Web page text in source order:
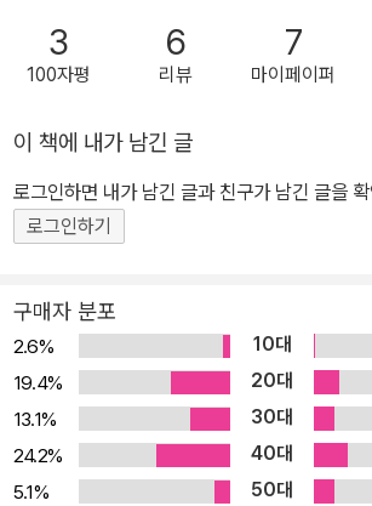
919년에 ‘에밀 싱클레어’라는 필명으로 『데미
품은 젊은 독자들에게 커다란 반향을 불러일으
받아 베를린시에서 주관하는 폰타네상을 수상했
『나르치스와 골드문트』, 『황야의 이리』, 『유리
으로 수많은 독자들을 매료시켰다. 그러나 군국
판적이고 나치를 경계한다는 이유로 그의 입지
치 집권 이후에는 독일 내에서 작품의 제작과 판
고, 같은 해 노벨 문학상과 괴테상을 수상했다.
이크시에서 주관하는 빌헬름 라베 상을, 1955
주관하는 평화상을 수상했다. 1962년 스위스
떠났다.
소설이다. 총명하고 기품있는 한 소년이 어른
위적이고 위선적인 기성사회와 규격화된 인물
에 희생되어 결국 순수한 본성을 잃어버리고
의 권리를 주장하는” 이 책은 헤세의 분신인 두
헤르만 하일너를 통해 개인의 개성을 존중하지
유용한 일원’을 만들려는 사회와 학교라는 권력
청소년들은 어떤 삶을 살고 있는지 돌아보게 한
기독교 선교사의 아들로 태어났다. 그는 그 지방
지원할 수 있는 명문 마울브론 신학교에 입학
학교에 들어간 지 7개월 만에 “시인이 아니면
아” 학교에서 도망쳤고, 3개월 후에는 결국 신
다섯 살에 자살을 기도했으나 실패하고 신경쇠
후 몇 년 동안 헤세는 가정의 종교적 전통과 고
3
100자평
6
리뷰
7
마이페이퍼
이 책에 내가 남긴 글
로그인하면 내가 남긴 글과 친구가 남긴 글을
로그인하기
구매자 분포
2.6% 10대
19.4%
20대
13.1%
30대
24.2%
40대
5.1%
50대